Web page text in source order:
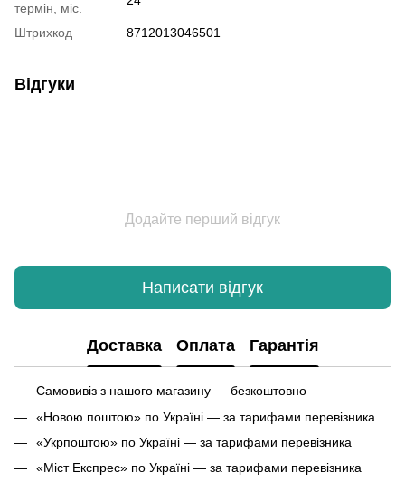
термін, міс.
Штрихкод 8712013046501
Відгуки
Додайте перший відгук
Написати відгук
Доставка Оплата Гарантія
Самовивіз з нашого магазину — безкоштовно
«Новою поштою» по Україні — за тарифами перевізника
«Укрпоштою» по Україні — за тарифами перевізника
«Міст Експрес» по Україні — за тарифами перевізника